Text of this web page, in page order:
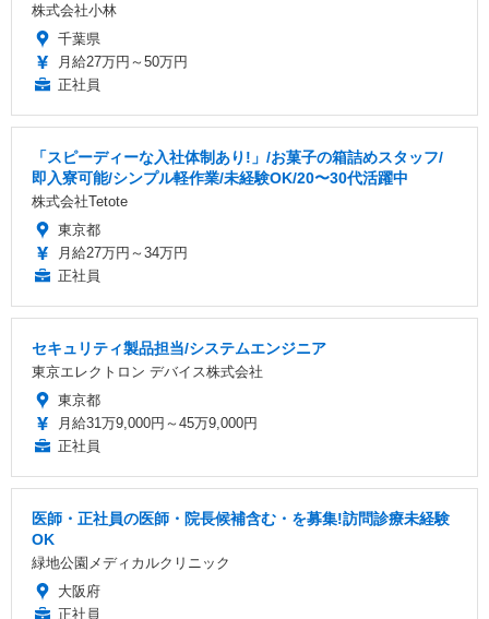
株式会社小林
千葉県
月給27万円～50万円
正社員
「スピーディーな入社体制あり!」/お菓子の箱詰めスタッフ/
即入寮可能/シンプル軽作業/未経験OK/20〜30代活躍中
株式会社Tetote
東京都
月給27万円～34万円
正社員
セキュリティ製品担当/システムエンジニア
東京エレクトロン デバイス株式会社
東京都
月給31万9,000円～45万9,000円
正社員
医師・正社員の医師・院長候補含む・を募集!訪問診療未経験
OK
緑地公園メディカルクリニック
大阪府
正社員